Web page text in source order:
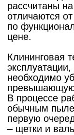
рассчитаны
отличаются
по
цене.
Клининговая
эксплуатации,
необходимо
превышающую
В процессе
обычным
первую
– щетки и